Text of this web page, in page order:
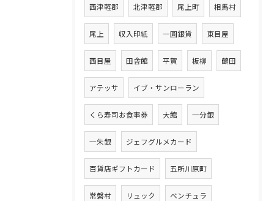
西津軽郡 北津軽郡 尾上町 相馬村
尾上 収入印紙 一圓銀貨 東目屋
西目屋 田舎館 平賀 板柳 鶴田
アテッサ イブ・サンローラン
くら寿司お食事券 大館 一分銀
一朱銀 ジェフグルメカード
百貨店ギフトカード 五所川原町
常磐村 リュック ベンチュラ